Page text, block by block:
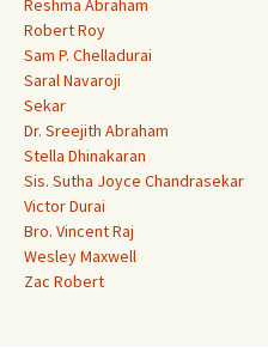
Reshma Abraham
Robert Roy
Sam P. Chelladurai
Saral Navaroji
Sekar
Dr. Sreejith Abraham
Stella Dhinakaran
Sis. Sutha Joyce Chandrasekar
Victor Durai
Bro. Vincent Raj
Wesley Maxwell
Zac Robert